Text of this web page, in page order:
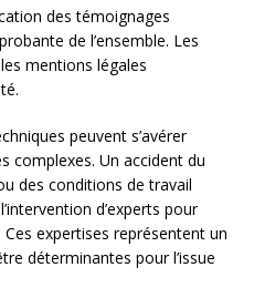
des témoignages
de l’ensemble. Les
mentions légales
peuvent s’avérer
complexes. Un accident du
des conditions de travail
d’experts pour
expertises représentent un
déterminantes pour l’issue